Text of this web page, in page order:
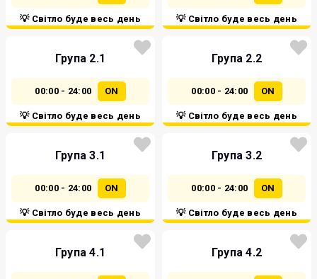
💡 Світло буде весь день 💡 Світло буде весь день
Група 2.1
00:00 - 24:00 ON
💡 Світло буде весь день
Група 2.2
00:00 - 24:00 ON
💡 Світло буде весь день
Група 3.1
00:00 - 24:00 ON
💡 Світло буде весь день
Група 3.2
00:00 - 24:00 ON
💡 Світло буде весь день
Група 4.1 Група 4.2